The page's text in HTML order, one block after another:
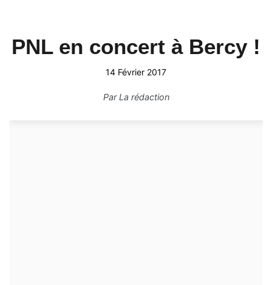
PNL en concert à Bercy !
14 Février 2017
ParLa rédaction